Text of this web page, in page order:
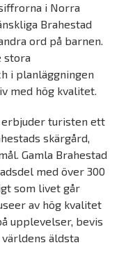
i Norra
Brahestad
ord på barnen.
stora
i planläggningen
med hög kvalitet.
erbjuder turisten ett
skärgård,
Gamla Brahestad
med över 300
som livet går
av hög kvalitet
upplevelser, bevis
äldsta